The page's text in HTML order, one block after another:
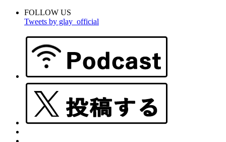
FOLLOW US
Tweets by glay_official